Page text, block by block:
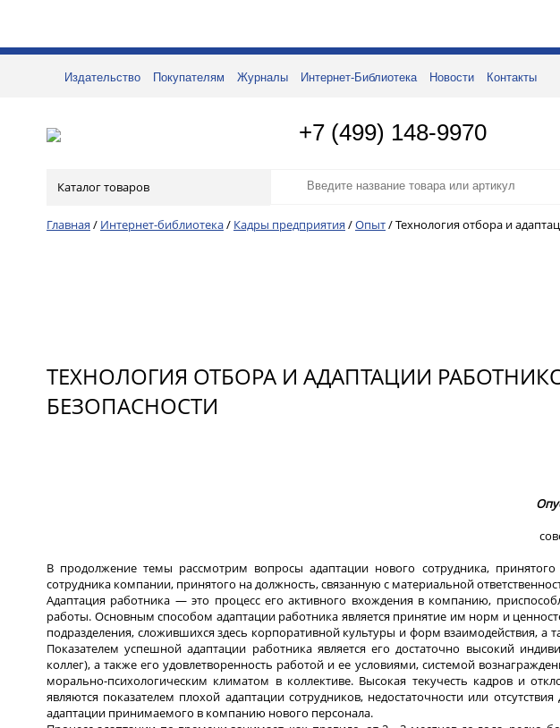
Издательство Покупателям Журналы Интернет-Библиотека Новости Контакты
+7 (499) 148-9970
Каталог товаров
Главная / Интернет-библиотека/ Кадры предприятия /Опыт/Технология отбора и
ТЕХНОЛОГИЯ ОТБОРА И АДАПТАЦИИ
БЕЗОПАСНОСТИ
В продолжение темы рассмотрим вопросы адаптации нового сотрудника,
сотрудника компании, принятого на должность, связанную с материальной
Адаптация работника — это процесс его активного вхождения в компанию,
работы. Основным способом адаптации работника является принятие им норм и
подразделения, сложившихся здесь корпоративной культуры и форм взаимодействия,
Показателем успешной адаптации работника является его достаточно высокий
коллег), а также его удовлетворенность работой и ее условиями, системой
морально-психологическим климатом в коллективе. Высокая текучесть кадров и
являются показателем плохой адаптации сотрудников, недостаточности или
адаптации принимаемого в компанию нового персонала.